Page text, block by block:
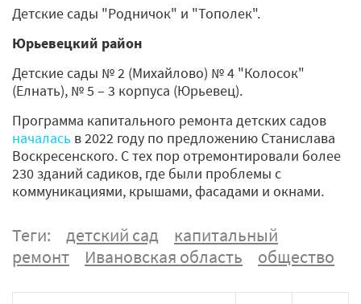
Детские сады "Родничок" и "Тополек".
Юрьевецкий район
Детские сады № 2 (Михайлово) № 4 "Колосок"
(Елнать), № 5 – 3 корпуса (Юрьевец).
Программа капитального ремонта детских садов
началась в 2022 году по предложению Станислава
Воскресенского. С тех пор отремонтировали более
230 зданий садиков, где были проблемы с
коммуникациями, крышами, фасадами и окнами.
Теги: детский сад
капитальный
ремонт
Ивановская область общество